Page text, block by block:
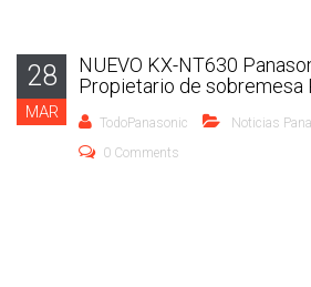
28
MAR
NUEVO KX-NT630
Propietario de sobremesa
TodoPanasonic Noticias
0 Comments